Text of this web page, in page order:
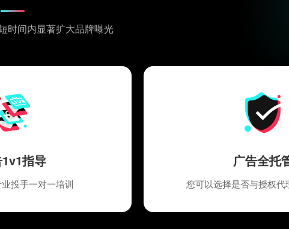
时间内显著扩大品牌曝光
指导
投手一对一培训
广告全托
您可以选择是否与授权代